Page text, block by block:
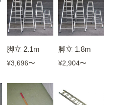
脚立 2.1m
¥3,696〜
脚立 1.8m
¥2,904〜